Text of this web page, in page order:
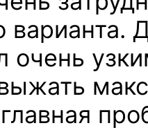
варианта.
очень